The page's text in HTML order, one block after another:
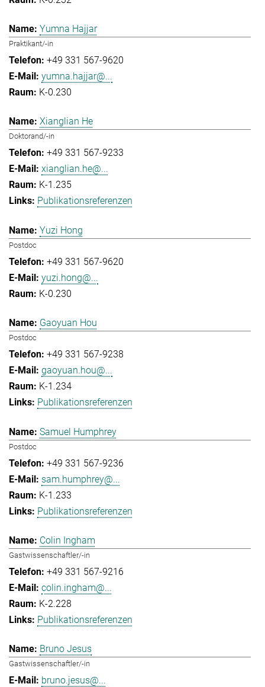
Yumna Hajjar
Praktikant/-in
+49 331 567-9620
yumna.hajjar@...
K-0.230
Xianglian He
Doktorand/-in
+49 331 567-9233
xianglian.he@...
K-1.235
Publikationsreferenzen
Yuzi Hong
Postdoc
+49 331 567-9620
yuzi.hong@...
K-0.230
Gaoyuan Hou
Postdoc
+49 331 567-9238
gaoyuan.hou@...
K-1.234
Publikationsreferenzen
Samuel Humphrey
Postdoc
+49 331 567-9236
sam.humphrey@...
K-1.233
Publikationsreferenzen
Colin Ingham
Gastwissenschaftler/-in
+49 331 567-9216
colin.ingham@...
K-2.228
Publikationsreferenzen
Bruno Jesus
Gastwissenschaftler/-in
bruno.jesus@...